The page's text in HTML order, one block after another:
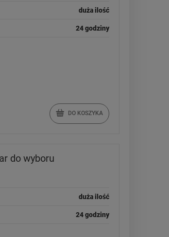
duża ilość
24 godziny
DO KOSZYKA
do wyboru
duża ilość
24 godziny